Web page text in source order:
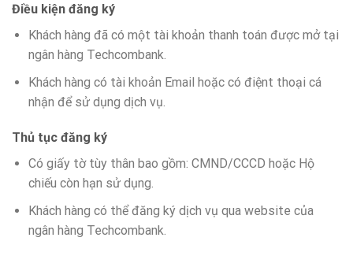
Điều kiện đăng ký
Khách hàng đã có một tài khoản thanh toán được mở tại
ngân hàng Techcombank.
Khách hàng có tài khoản Email hoặc có điệnt thoại cá
nhận để sử dụng dịch vụ.
Thủ tục đăng ký
Có giấy tờ tùy thân bao gồm: CMND/CCCD hoặc Hộ
chiếu còn hạn sử dụng.
Khách hàng có thể đăng ký dịch vụ qua website của
ngân hàng Techcombank.